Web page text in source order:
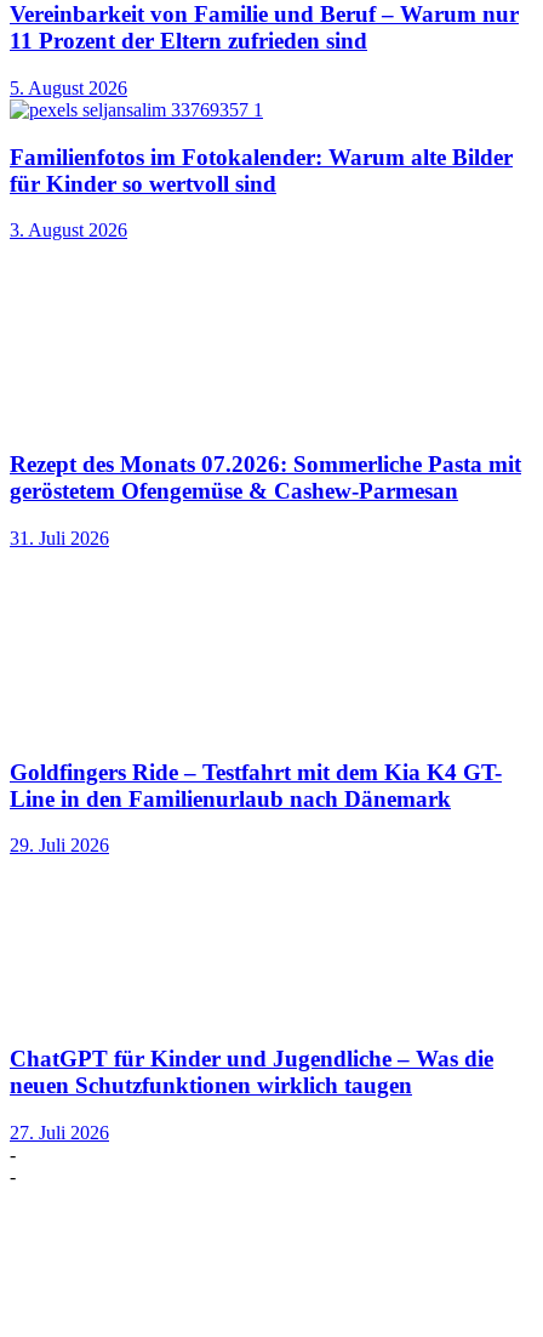
Vereinbarkeit von Familie und Beruf – Warum nur
11 Prozent der Eltern zufrieden sind
5. August 2026
Familienfotos im Fotokalender: Warum alte Bilder
für Kinder so wertvoll sind
3. August 2026
Rezept des Monats 07.2026: Sommerliche Pasta mit
geröstetem Ofengemüse & Cashew-Parmesan
31. Juli 2026
Goldfingers Ride – Testfahrt mit dem Kia K4 GT-
Line in den Familienurlaub nach Dänemark
29. Juli 2026
ChatGPT für Kinder und Jugendliche – Was die
neuen Schutzfunktionen wirklich taugen
27. Juli 2026
-
-